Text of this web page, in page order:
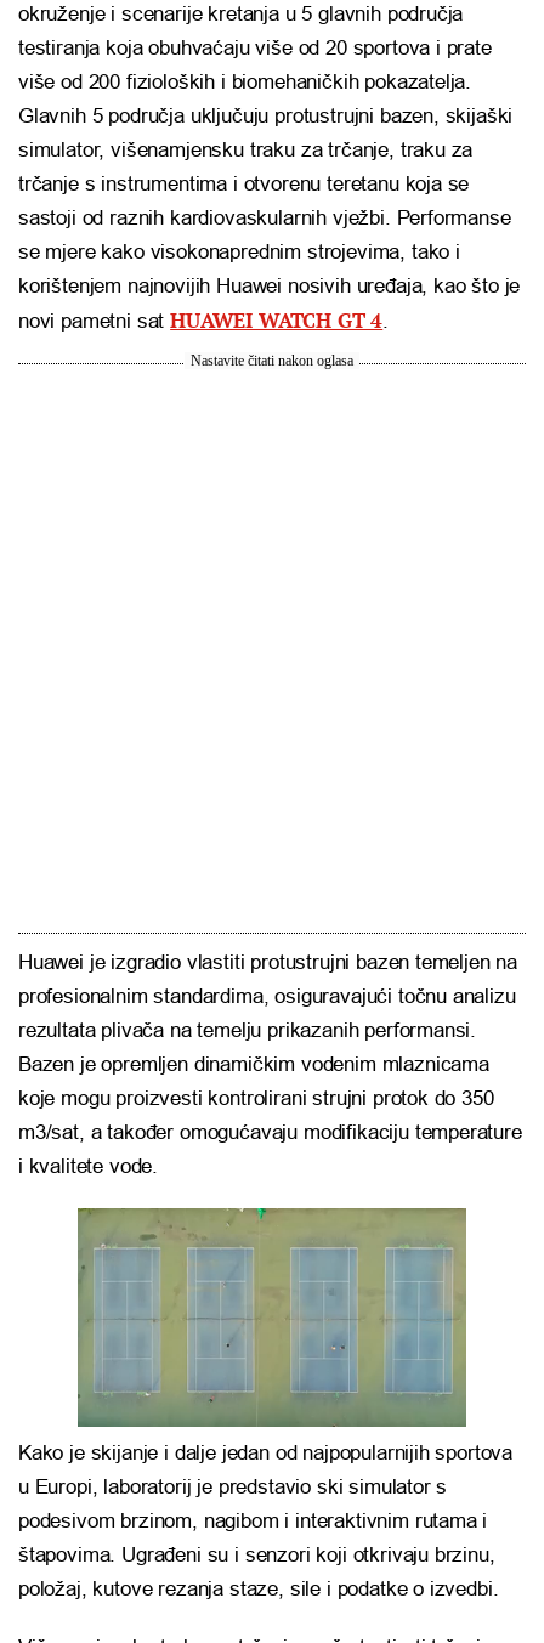
okruženje i scenarije kretanja u 5 glavnih područja
testiranja koja obuhvaćaju više od 20 sportova i prate
više od 200 fizioloških i biomehaničkih pokazatelja.
Glavnih 5 područja uključuju protustrujni bazen, skijaški
simulator, višenamjensku traku za trčanje, traku za
trčanje s instrumentima i otvorenu teretanu koja se
sastoji od raznih kardiovaskularnih vježbi. Performanse
se mjere kako visokonaprednim strojevima, tako i
korištenjem najnovijih Huawei nosivih uređaja, kao što je
novi pametni satHUAWEI WATCH GT 4.
Nastavite čitati nakon oglasa
Huawei je izgradio vlastiti protustrujni bazen temeljen na
profesionalnim standardima, osiguravajući točnu analizu
rezultata plivača na temelju prikazanih performansi.
Bazen je opremljen dinamičkim vodenim mlaznicama
koje mogu proizvesti kontrolirani strujni protok do 350
m3/sat, a također omogućavaju modifikaciju temperature
i kvalitete vode.
Kako je skijanje i dalje jedan od najpopularnijih sportova
u Europi, laboratorij je predstavio ski simulator s
podesivom brzinom, nagibom i interaktivnim rutama i
štapovima. Ugrađeni su i senzori koji otkrivaju brzinu,
položaj, kutove rezanja staze, sile i podatke o izvedbi.